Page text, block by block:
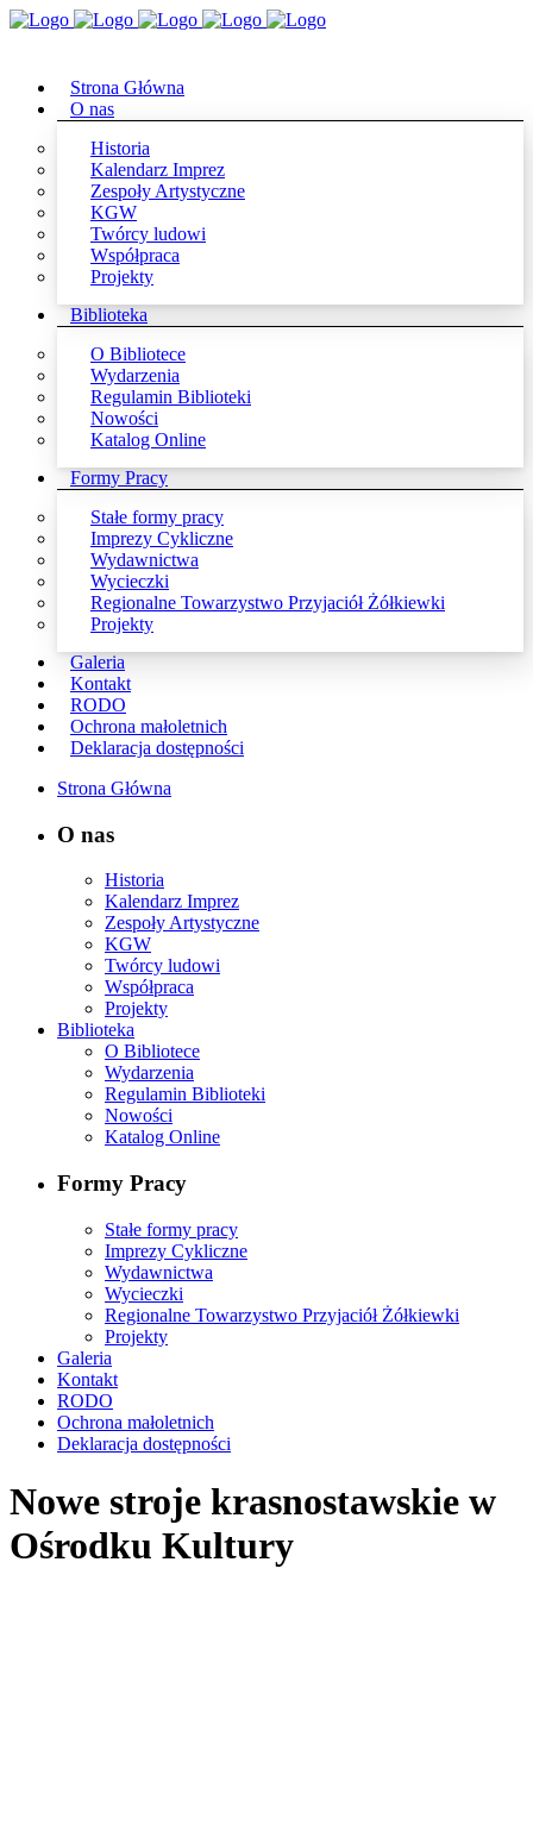
Strona Główna
O nas
Historia
Kalendarz Imprez
Zespoły Artystyczne
KGW
Twórcy ludowi
Współpraca
Projekty
Biblioteka
O Bibliotece
Wydarzenia
Regulamin Biblioteki
Nowości
Katalog Online
Formy Pracy
Stałe formy pracy
Imprezy Cykliczne
Wydawnictwa
Wycieczki
Regionalne Towarzystwo Przyjaciół Żółkiewki
Projekty
Galeria
Kontakt
RODO
Ochrona małoletnich
Deklaracja dostępności
Strona Główna
O nas
Historia
Kalendarz Imprez
Zespoły Artystyczne
KGW
Twórcy ludowi
Współpraca
Projekty
Biblioteka
O Bibliotece
Wydarzenia
Regulamin Biblioteki
Nowości
Katalog Online
Formy Pracy
Stałe formy pracy
Imprezy Cykliczne
Wydawnictwa
Wycieczki
Regionalne Towarzystwo Przyjaciół Żółkiewki
Projekty
Galeria
Kontakt
RODO
Ochrona małoletnich
Deklaracja dostępności
Nowe stroje krasnostawskie w
Ośrodku Kultury